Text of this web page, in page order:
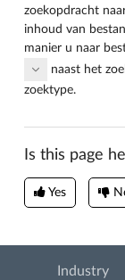
zoekopdracht
inhoud van
manier u naar
naast het
zoektype.
Is this page
Yes
Industry